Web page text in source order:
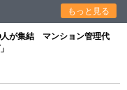
もっと見る
人が集結 マンション管理代